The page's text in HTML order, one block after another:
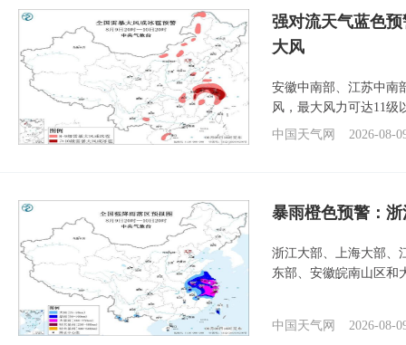
强对流天气蓝色
大风
安徽中南部、江苏中南
风，最大风力可达11级
中国天气网
2026-08-
暴雨橙色预警：
浙江大部、上海大部、
东部、安徽皖南山区和
中国天气网 2026-08-